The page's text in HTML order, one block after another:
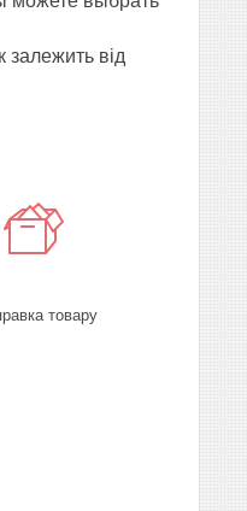
залежить від
товару